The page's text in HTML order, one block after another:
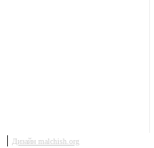
| Дизайн malchish.org